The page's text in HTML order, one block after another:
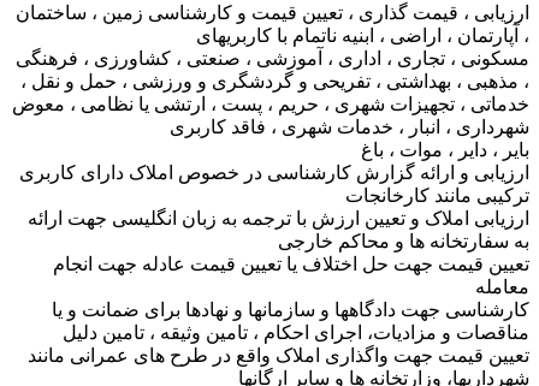
ارزیابی ، قیمت گذاری ، تعیین قیمت و کارشناسی زمین ، ساختمان
، آپارتمان ، اراضی ، ابنیه ناتمام با کاربریهای
مسکونی ، تجاری ، اداری ، آموزشی ، صنعتی ، کشاورزی ، فرهنگی
، مذهبی ، بهداشتی ، تفریحی و گردشگری و ورزشی ، حمل و نقل ،
خدماتی ، تجهیزات شهری ، حریم ، پست ، ارتشی یا نظامی ، معوض
شهرداری ، انبار ، خدمات شهری ، فاقد کاربری
بایر ، دایر ، موات ، باغ
ارزیابی و ارائه گزارش کارشناسی در خصوص املاک دارای کاربری
ترکیبی مانند کارخانجات
ارزیابی املاک و تعیین ارزش با ترجمه به زبان انگلیسی جهت ارائه
به سفارتخانه ها و محاکم خارجی
تعیین قیمت جهت حل اختلاف یا تعیین قیمت عادله جهت انجام
معامله
کارشناسی جهت دادگاهها و سازمانها و نهادها برای ضمانت و یا
مناقصات و مزادیات، اجرای احکام ، تامین وثیقه ، تامین دلیل
تعیین قیمت جهت واگذاری املاک واقع در طرح های عمرانی مانند
شهرداریها، وزارتخانه ها و سایر ارگانها